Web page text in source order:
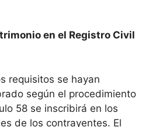
en el Registro Civil
requisitos se hayan
según el procedimiento
58 se inscribirá en los
de los contrayentes. El